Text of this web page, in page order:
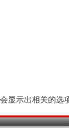
示出相关的选